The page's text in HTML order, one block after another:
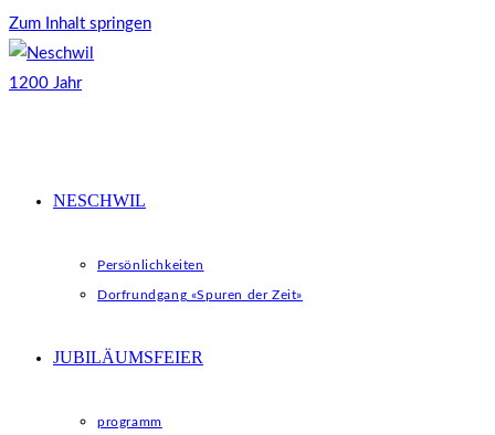
Zum Inhalt springen
NESCHWIL
Persönlichkeiten
Dorfrundgang «Spuren der Zeit»
JUBILÄUMSFEIER
programm